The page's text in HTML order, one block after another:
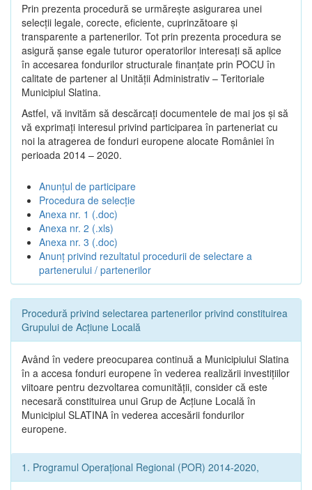
Prin prezenta procedură se urmăreşte asigurarea unei
selecții legale, corecte, eficiente, cuprinzătoare şi
transparente a partenerilor. Tot prin prezenta procedura se
asigură şanse egale tuturor operatorilor interesaţi să aplice
în accesarea fondurilor structurale finanţate prin POCU în
calitate de partener al Unității Administrativ – Teritoriale
Municipiul Slatina.
Astfel, vă invităm să descărcați documentele de mai jos și să
vă exprimați interesul privind participarea în parteneriat cu
noi la atragerea de fonduri europene alocate României în
perioada 2014 – 2020.
Anunțul de participare
Procedura de selecție
Anexa nr. 1 (.doc)
Anexa nr. 2 (.xls)
Anexa nr. 3 (.doc)
Anunț privind rezultatul procedurii de selectare a
partenerului / partenerilor
Procedură privind selectarea partenerilor privind constituirea
Grupului de Acțiune Locală
Având în vedere preocuparea continuă a Municipiului Slatina
în a accesa fonduri europene în vederea realizării investițiilor
viitoare pentru dezvoltarea comunității, consider că este
necesară constituirea unui Grup de Acțiune Locală în
Municipiul SLATINA în vederea accesării fondurilor
europene.
1. Programul Operațional Regional (POR) 2014-2020,